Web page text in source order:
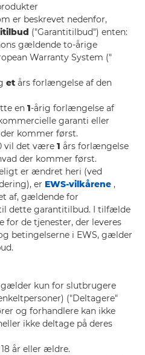
er beskrevet nedenfor,
("Garantitilbud") enten:
gældende to-årige
Warranty System ("
et års forlængelse af den
en 1-årig forlængelse af
garanti eller
kommer først.
vil det være 1 års forlængelse
der kommer først.
er ændret heri (ved
er EWS-vilkårene ,
af, gældende for
dette garantitilbud. I tilfælde
de tjenester, der leveres
betingelserne i EWS, gælder
kun for slutbrugere
("Deltagere"
og forhandlere kan ikke
ikke deltage på deres
år eller ældre.